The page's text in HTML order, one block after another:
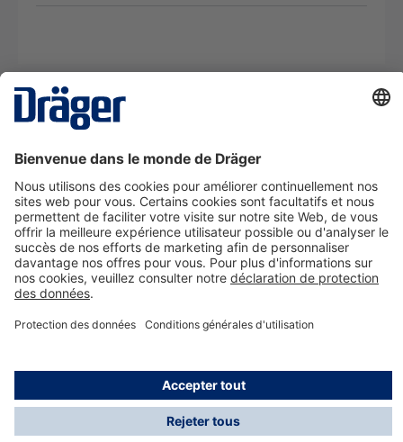
La technologie
Nous contacter
A propos de Dräger
Informations
*Les taxes et les frais d'expédition ne sont pas inclus
dans les prix indiqués, sauf mention contraire. Des frais